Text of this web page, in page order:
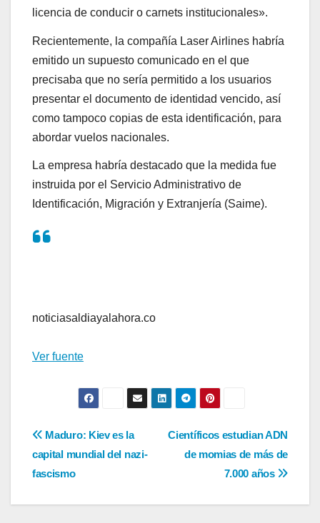
licencia de conducir o carnets institucionales».
Recientemente, la compañía Laser Airlines habría
emitido un supuesto comunicado en el que
precisaba que no sería permitido a los usuarios
presentar el documento de identidad vencido, así
como tampoco copias de esta identificación, para
abordar vuelos nacionales.
La empresa habría destacado que la medida fue
instruida por el Servicio Administrativo de
Identificación, Migración y Extranjería (Saime).
noticiasaldiayalahora.co
Ver fuente
Navegación
de
entradas
Científicos estudian ADN
de momias de más de
7.000 años
Maduro: Kiev es la
capital mundial del nazi-
fascismo